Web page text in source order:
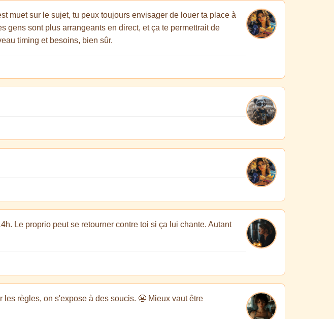
muet sur le sujet, tu peux toujours envisager de louer ta place à
gens sont plus arrangeants en direct, et ça te permettrait de
timing et besoins, bien sûr.
Le proprio peut se retourner contre toi si ça lui chante. Autant
règles, on s'expose à des soucis. 😬 Mieux vaut être